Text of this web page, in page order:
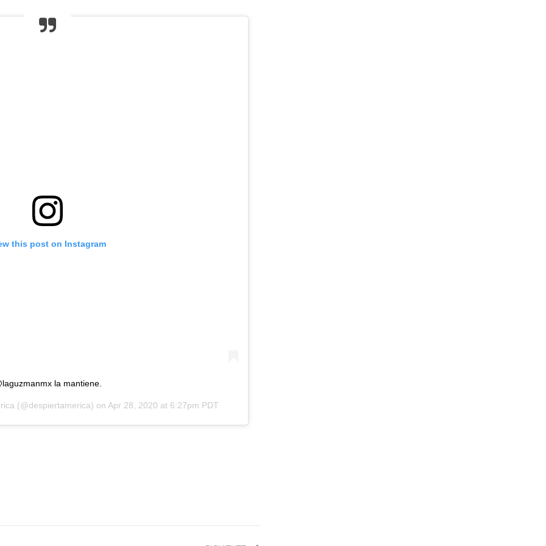
this post on Instagram
la mantiene.
(@despiertamerica) on Apr 28, 2020 at 6:27pm PDT